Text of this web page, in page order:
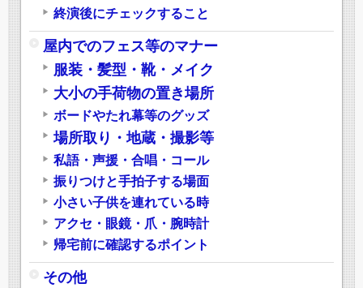
終演後にチェックすること
屋内でのフェス等のマナー
服装・髪型・靴・メイク
大小の手荷物の置き場所
ボードやたれ幕等のグッズ
場所取り・地蔵・撮影等
私語・声援・合唱・コール
振りつけと手拍子する場面
小さい子供を連れている時
アクセ・眼鏡・爪・腕時計
帰宅前に確認するポイント
その他